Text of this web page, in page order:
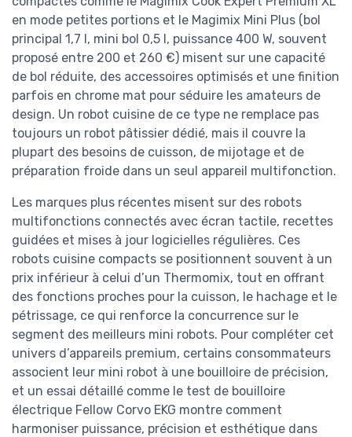
en mode petites portions et le Magimix Mini Plus (bol
principal 1,7 l, mini bol 0,5 l, puissance 400 W, souvent
proposé entre 200 et 260 €) misent sur une capacité
de bol réduite, des accessoires optimisés et une finition
parfois en chrome mat pour séduire les amateurs de
design. Un robot cuisine de ce type ne remplace pas
toujours un robot pâtissier dédié, mais il couvre la
plupart des besoins de cuisson, de mijotage et de
préparation froide dans un seul appareil multifonction.
Les marques plus récentes misent sur des robots
multifonctions connectés avec écran tactile, recettes
guidées et mises à jour logicielles régulières. Ces
robots cuisine compacts se positionnent souvent à un
prix inférieur à celui d’un Thermomix, tout en offrant
des fonctions proches pour la cuisson, le hachage et le
pétrissage, ce qui renforce la concurrence sur le
segment des meilleurs mini robots. Pour compléter cet
univers d’appareils premium, certains consommateurs
associent leur mini robot à une bouilloire de précision,
et un essai détaillé comme le test de bouilloire
électrique Fellow Corvo EKG montre comment
harmoniser puissance, précision et esthétique dans